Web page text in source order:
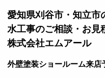
愛知県刈谷市・知立市
水工事のご相談・お見
株式会社エムアール
外壁塗装ショールーム来